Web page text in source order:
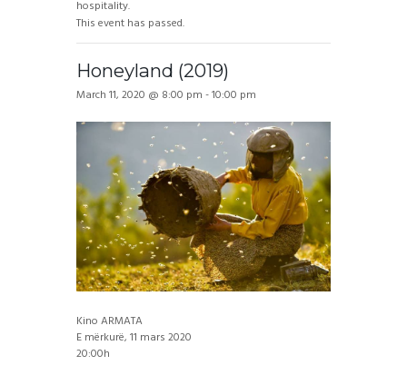
hospitality.
This event has passed.
Honeyland (2019)
March 11, 2020 @ 8:00 pm -10:00 pm
Kino ARMATA
E mërkurë, 11 mars 2020
20:00h